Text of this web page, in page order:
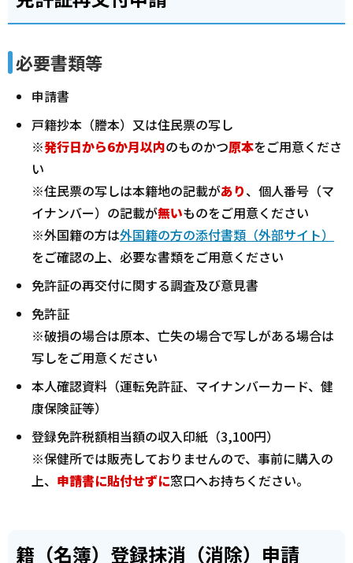
必要書類等
申請書
戸籍抄本（謄本）又は住民票の写し
※発行日から6か月以内のものかつ原本をご用意くださ
い
※住民票の写しは本籍地の記載があり、個人番号（マ
イナンバー）の記載が無いものをご用意ください
※外国籍の方は外国籍の方の添付書類（外部サイト）
をご確認の上、必要な書類をご用意ください
免許証の再交付に関する調査及び意見書
免許証
※破損の場合は原本、亡失の場合で写しがある場合は
写しをご用意ください
本人確認資料（運転免許証、マイナンバーカード、健
康保険証等）
登録免許税額相当額の収入印紙（3,100円）
※保健所では販売しておりませんので、事前に購入の
上、 申請書に貼付せずに窓口へお持ちください。
籍（名簿）登録抹消（消除）申請